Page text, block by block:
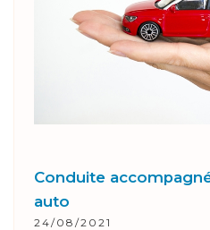
Conduite
auto
24/08/2021